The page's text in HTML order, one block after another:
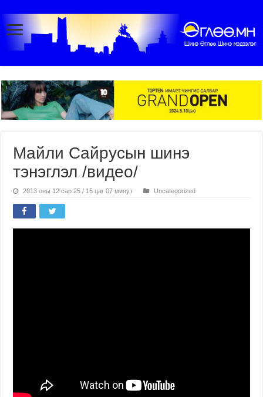
Майли Сайрусын шинэ
тэнэглэл /видео/
2013 оны 12 сар 25 / 15 цаг 07 минут Uncategorized